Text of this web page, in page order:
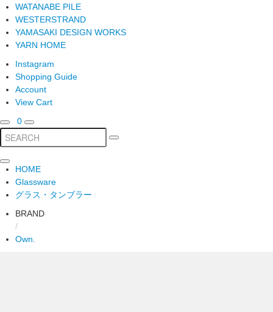
WATANABE PILE
WESTERSTRAND
YAMASAKI DESIGN WORKS
YARN HOME
Instagram
Shopping Guide
Account
View Cart
0
HOME
Glassware
グラス・タンブラー
BRAND
/
Own.